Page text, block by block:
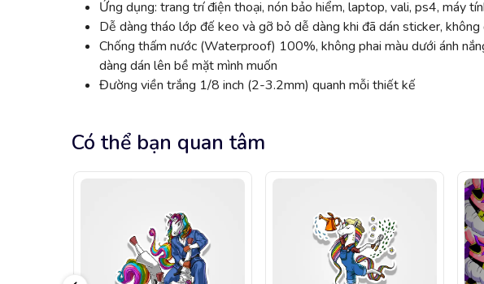
Ứng dụng: trang trí điện thoại, nón bảo hiểm, laptop, vali, ps4, máy
Dễ dàng tháo lớp đế keo và gỡ bỏ dễ dàng khi đã dán sticker,
Chống thấm nước (Waterproof) 100%, không phai màu dưới ánh
dàng dán lên bề mặt mình muốn
Đường viền trắng 1/8 inch (2-3.2mm) quanh mỗi thiết kế
Có thể bạn quan tâm